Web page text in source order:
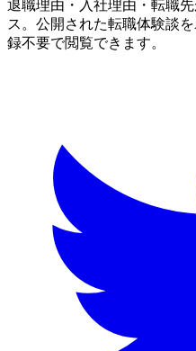
退職理由・入社理由・転職
ス。公開された転職体験談
録不要で閲覧できます。